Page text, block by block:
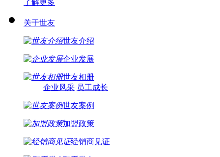
了解更多
关于世友
世友介绍
企业发展
世友相册
企业风采 员工成长
世友案例
加盟政策
经销商见证